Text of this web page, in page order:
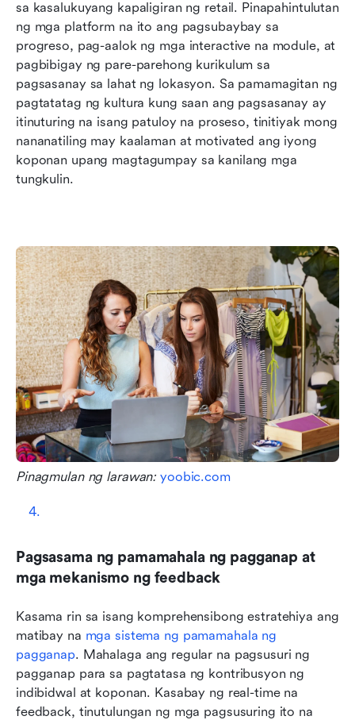
sa kasalukuyang kapaligiran ng retail. Pinapahintulutan
ng mga platform na ito ang pagsubaybay sa
progreso, pag-aalok ng mga interactive na module, at
pagbibigay ng pare-parehong kurikulum sa
pagsasanay sa lahat ng lokasyon. Sa pamamagitan ng
pagtatatag ng kultura kung saan ang pagsasanay ay
itinuturing na isang patuloy na proseso, tinitiyak mong
nananatiling may kaalaman at motivated ang iyong
koponan upang magtagumpay sa kanilang mga
tungkulin.
Pinagmulan ng larawan: yoobic.com
Pagsasama ng pamamahala ng pagganap at
mga mekanismo ng feedback
Kasama rin sa isang komprehensibong estratehiya ang
matibay na mga sistema ng pamamahala ng
pagganap. Mahalaga ang regular na pagsusuri ng
pagganap para sa pagtatasa ng kontribusyon ng
indibidwal at koponan. Kasabay ng real-time na
feedback, tinutulungan ng mga pagsusuring ito na